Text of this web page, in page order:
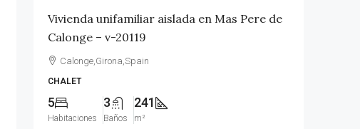
Vivienda unifamiliar aislada en Mas Pere de
Calonge – v-20119
Calonge,Girona,Spain
CHALET
5
Habitaciones
3
Baños
241
m²